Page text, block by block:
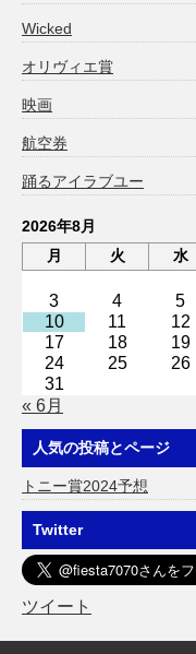
Wicked
オリヴィエ賞
映画
航空券
踊るアイラブユー
2026年8月
月
火 水
3
4 5
10
11 12
17
18 19
24
25 26
31
« 6月
人気の投稿とページ
トニー賞2024予想
Twitter
ツイート